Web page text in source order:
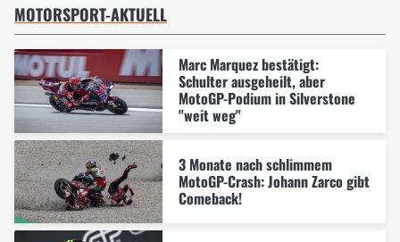
MOTORSPORT-AKTUELL
Marc Marquez bestätigt:
Schulter ausgeheilt, aber
MotoGP-Podium in Silverstone
"weit weg"
3 Monate nach schlimmem
MotoGP-Crash: Johann Zarco gibt
Comeback!